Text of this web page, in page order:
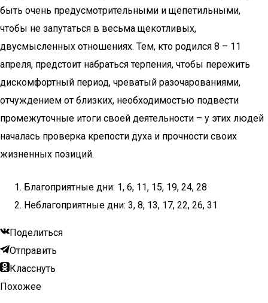
быть очень предусмотрительными и щепетильными,
чтобы не запутаться в весьма щекотливых,
двусмысленных отношениях. Тем, кто родился 8 – 11
апреля, предстоит набраться терпения, чтобы пережить
дискомфортный период, чреватый разочарованиями,
отчуждением от близких, необходимостью подвести
промежуточные итоги своей деятельности – у этих людей
началась проверка крепости духа и прочности своих
жизненных позиций.
Благоприятные дни: 1, 6, 11, 15, 19, 24, 28
Неблагоприятные дни: 3, 8, 13, 17, 22, 26, 31
Поделиться
Отправить
Класснуть
Похожее